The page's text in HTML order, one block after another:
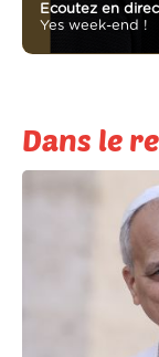
Ecoutez en
Yes week-end !
Dans le